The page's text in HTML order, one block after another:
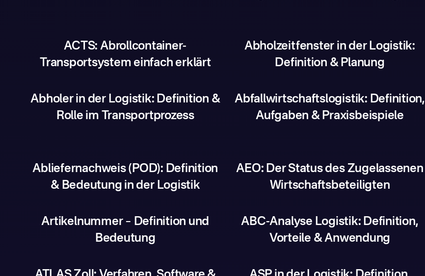
ACTS: Abrollcontainer-
Transportsystem einfach erklärt
Abholzeitfenster in der Logistik:
Definition & Planung
Abholer in der Logistik: Definition &
Rolle im Transportprozess
Abfallwirtschaftslogistik: Definition,
Aufgaben & Praxisbeispiele
Abliefernachweis (POD): Definition
& Bedeutung in der Logistik
AEO: Der Status des Zugelassenen
Wirtschaftsbeteiligten
Artikelnummer – Definition und
Bedeutung
ABC-Analyse Logistik: Definition,
Vorteile & Anwendung